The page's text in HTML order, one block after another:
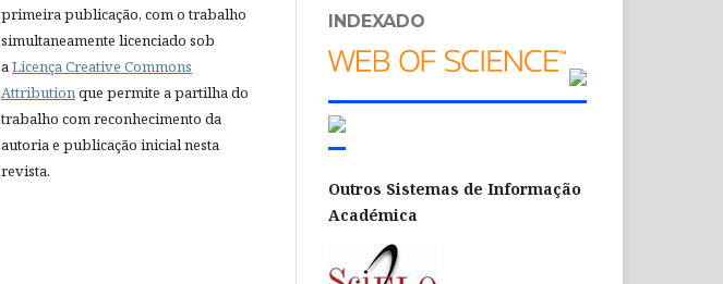
primeira publicação, com o trabalho
simultaneamente licenciado sob
aLicença Creative Commons
Attributionque permite a partilha do
trabalho com reconhecimento da
autoria e publicação inicial nesta
revista.
INDEXADO
Outros Sistemas de Informação
Académica